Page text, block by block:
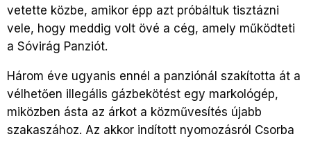
vetette közbe, amikor épp azt próbáltuk tisztázni
vele, hogy meddig volt övé a cég, amely működteti
a Sóvirág Panziót.
Három éve ugyanis ennél a panziónál szakította át a
vélhetően illegális gázbekötést egy markológép,
miközben ásta az árkot a közművesítés újabb
szakaszához. Az akkor indított nyomozásról Csorba